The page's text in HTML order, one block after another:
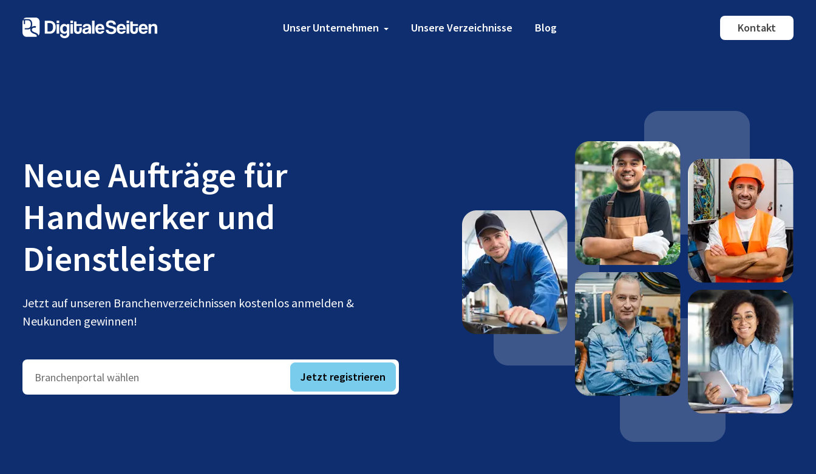
Unser Unternehmen Unsere Verzeichnisse Blog Kontakt
Neue Aufträge für
Handwerker und
Dienstleister
Jetzt auf unseren Branchenverzeichnissen kostenlos anmelden &
Neukunden gewinnen!
Branchenportal wählen Jetzt registrieren